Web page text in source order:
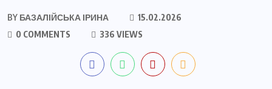
BY БАЗАЛІЙСЬКА ІРИНА
15.02.2026
0 COMMENTS
336 VIEWS